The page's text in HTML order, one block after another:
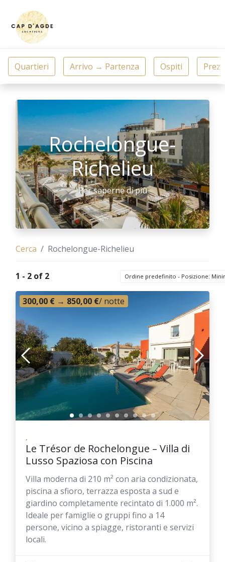
Rochelongue-
Richelieu
Per saperne di più
Cerca Rochelongue-Richelieu
1 - 2 of 2 Ordine predefinito - Posizione:
300,00 € → 850,00 €/ notte
,
Le Trésor de Rochelongue – Villa di
Lusso Spaziosa con Piscina
Villa moderna di 210 m² con aria condizionata,
piscina a sfioro, terrazza esposta a sud e
giardino completamente recintato di 1.000 m².
Ideale per famiglie o gruppi fino a 14
persone, vicino a spiagge, ristoranti e servizi
locali.